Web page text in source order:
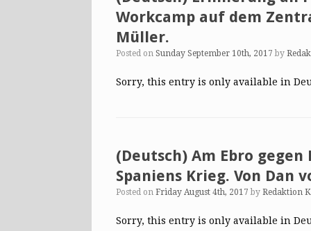
Workcamp auf dem
Müller.
Posted on Sunday September 10th, 2017 by
Sorry, this entry is only available in
(Deutsch) Am Ebro
Spaniens Krieg. Von Dan
Posted on Friday August 4th, 2017 by Redaktion
Sorry, this entry is only available in